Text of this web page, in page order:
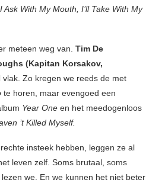
I Ask With My Mouth, I’ll Take With My
meteen weg van. Tim De
(Kapitan Korsakov,
Zo kregen we reeds de met
te horen, maar evengoed een
Year One en het meedogenloos
’t Killed Myself.
insteek hebben, leggen ze al
leven zelf. Soms brutaal, soms
we. En we kunnen het niet beter